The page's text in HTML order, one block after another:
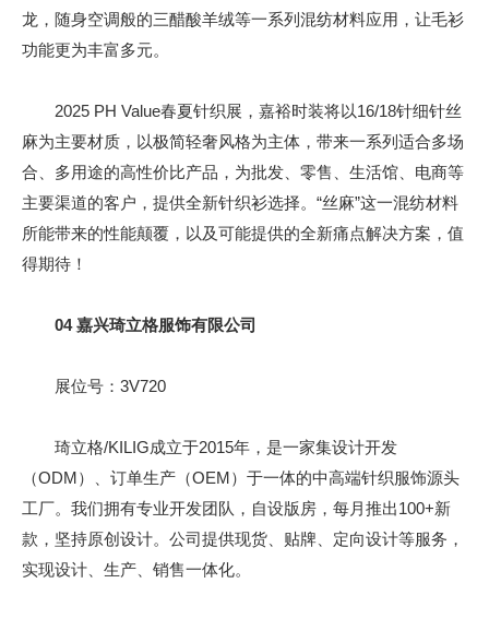
龙，随身空调般的三醋酸羊绒等一系列混纺材料应用，让毛衫
功能更为丰富多元。
2025 PH Value春夏针织展，嘉裕时装将以16/18针细针丝
麻为主要材质，以极简轻奢风格为主体，带来一系列适合多场
合、多用途的高性价比产品，为批发、零售、生活馆、电商等
主要渠道的客户，提供全新针织衫选择。“丝麻”这一混纺材料
所能带来的性能颠覆，以及可能提供的全新痛点解决方案，值
得期待！
04嘉兴琦立格服饰有限公司
展位号：3V720
琦立格/KILIG成立于2015年，是一家集设计开发
（ODM）、订单生产（OEM）于一体的中高端针织服饰源头
工厂。我们拥有专业开发团队，自设版房，每月推出100+新
款，坚持原创设计。公司提供现货、贴牌、定向设计等服务，
实现设计、生产、销售一体化。